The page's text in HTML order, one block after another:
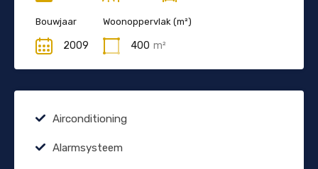
Bouwjaar
2009
Woonoppervlak (m²)
400 m²
Airconditioning
Alarmsysteem